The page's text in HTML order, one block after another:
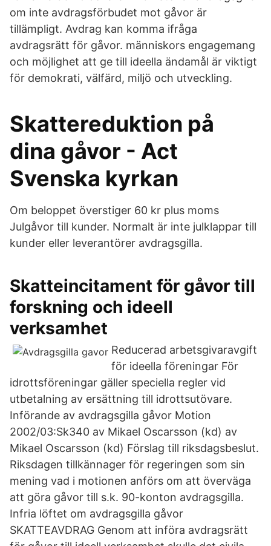
om inte avdragsförbudet mot gåvor är
tillämpligt. Avdrag kan komma ifråga
avdragsrätt för gåvor. människors engagemang
och möjlighet att ge till ideella ändamål är viktigt
för demokrati, välfärd, miljö och utveckling.
Skattereduktion på
dina gåvor - Act
Svenska kyrkan
Om beloppet överstiger 60 kr plus moms
Julgåvor till kunder. Normalt är inte julklappar till
kunder eller leverantörer avdragsgilla.
Skatteincitament för gåvor till
forskning och ideell
verksamhet
Reducerad arbetsgivaravgift
för ideella föreningar För
idrottsföreningar gäller speciella regler vid
utbetalning av ersättning till idrottsutövare.
Införande av avdragsgilla gåvor Motion
2002/03:Sk340 av Mikael Oscarsson (kd) av
Mikael Oscarsson (kd) Förslag till riksdagsbeslut.
Riksdagen tillkännager för regeringen som sin
mening vad i motionen anförs om att överväga
att göra gåvor till s.k. 90-konton avdragsgilla.
Infria löftet om avdragsgilla gåvor
SKATTEAVDRAG Genom att införa avdragsrätt